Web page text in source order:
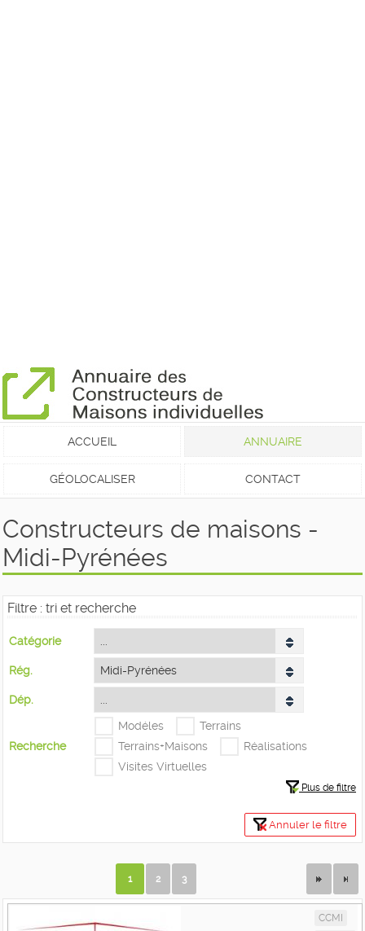
ACCUEIL ANNUAIRE
GÉOLOCALISER CONTACT
Constructeurs de maisons -
Midi-Pyrénées
Filtre : tri et recherche
Catégorie
Rég.
Dép.
Recherche
Modéles
Terrains
Terrains+Maisons
Réalisations
Visites Virtuelles
Plus de filtre
Annuler le filtre
1 2 3
CCMI